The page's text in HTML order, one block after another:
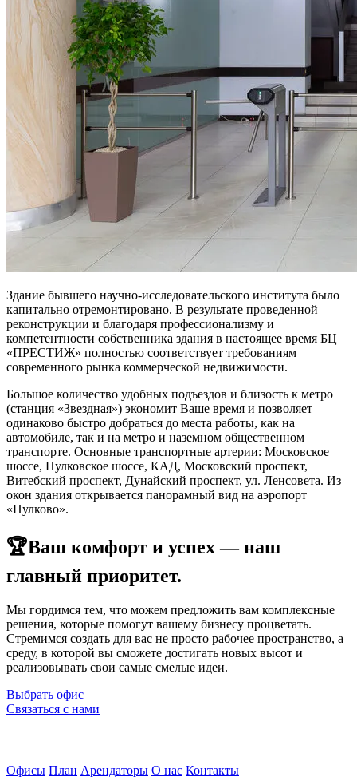
Здание бывшего научно-исследовательского института было
капитально отремонтировано. В результате проведенной
реконструкции и благодаря профессионализму и
компетентности собственника здания в настоящее время БЦ
«ПРЕСТИЖ» полностью соответствует требованиям
современного рынка коммерческой недвижимости.
Большое количество удобных подъездов и близость к метро
(станция «Звездная») экономит Ваше время и позволяет
одинаково быстро добраться до места работы, как на
автомобиле, так и на метро и наземном общественном
транспорте. Основные транспортные артерии: Московское
шоссе, Пулковское шоссе, КАД, Московский проспект,
Витебский проспект, Дунайский проспект, ул. Ленсовета. Из
окон здания открывается панорамный вид на аэропорт
«Пулково».
🏆Ваш комфорт и успех — наш
главный приоритет.
Мы гордимся тем, что можем предложить вам комплексные
решения, которые помогут вашему бизнесу процветать.
Стремимся создать для вас не просто рабочее пространство, а
среду, в которой вы сможете достигать новых высот и
реализовывать свои самые смелые идеи.
Выбрать офис
Связаться с нами
Офисы План Арендаторы О нас Контакты